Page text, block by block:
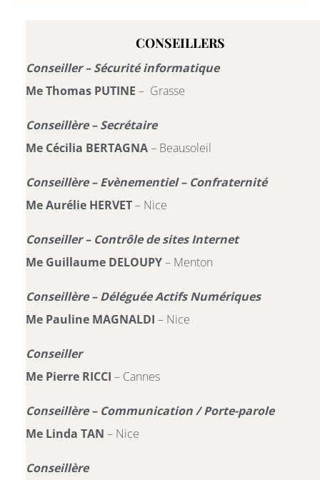
CONSEILLERS
Conseiller – Sécurité informatique
Me Thomas PUTINE – Grasse
Conseillère – Secrétaire
Me Cécilia BERTAGNA– Beausoleil
Conseillère – Evènementiel – Confraternité
Me Aurélie HERVET– Nice
Conseiller – Contrôle de sites Internet
Me Guillaume DELOUPY– Menton
Conseillère – Déléguée Actifs Numériques
Me Pauline MAGNALDI – Nice
Conseiller
Me Pierre RICCI – Cannes
Conseillère – Communication / Porte-parole
Me Linda TAN – Nice
Conseillère